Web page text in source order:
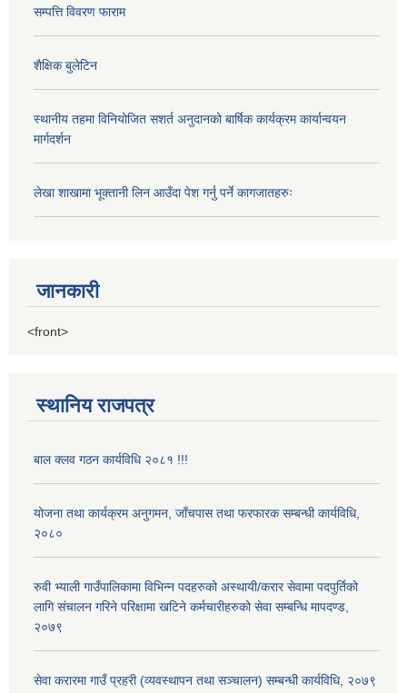
सम्पत्ति विवरण फाराम
शैक्षिक बुलेटिन
स्थानीय तहमा विनियोजित सशर्त अनुदानको बार्षिक कार्यक्रम कार्यान्वयन
मार्गदर्शन
लेखा शाखामा भूक्तानी लिन आउँदा पेश गर्नु पर्ने कागजातहरुः
जानकारी
<front>
स्थानिय राजपत्र
बाल क्लव गठन कार्यविधि २०८१ !!!
योजना तथा कार्यक्रम अनुगमन, जाँचपास तथा फरफारक सम्बन्धी कार्यविधि,
२०८०
रुवी भ्याली गाउँपालिकामा विभिन्न पदहरुको अस्थायी/करार सेवामा पदपुर्तिको
लागि संचालन गरिने परिक्षामा खटिने कर्मचारीहरुको सेवा सम्बन्धि मापदण्ड,
२०७९
सेवा करारमा गाउँ प्रहरी (व्यवस्थापन तथा सञ्चालन) सम्बन्धी कार्यविधि, २०७९